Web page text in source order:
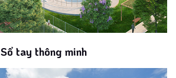
Sổ tay thông minh